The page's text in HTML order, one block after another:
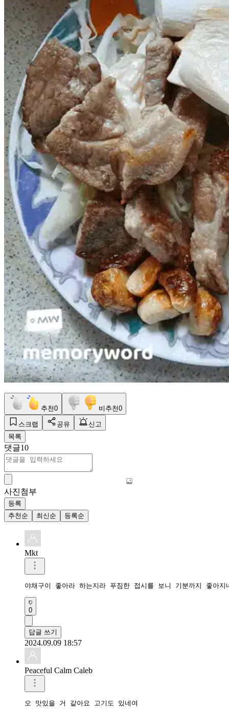
추천0 비추천0
스크랩 공유
신고
목록
댓글10
사진첨부
등록
추천순
최신순 등록순
Mkt
야채구이 좋아라 하는지라 푸짐한 접시를 보니 기분까지 좋아지
0
답글 쓰기
2024.09.09 18:57
Peaceful Calm Caleb
오 맛있을 거 같아요 고기도 있네여